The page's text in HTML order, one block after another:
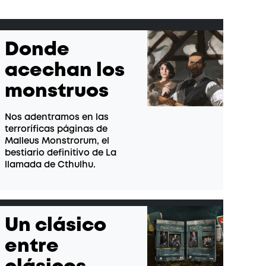
Donde
acechan los
monstruos
Nos adentramos en las
terroríficas páginas de
Malleus Monstrorum, el
bestiario definitivo de La
llamada de Cthulhu.
Un clásico
entre